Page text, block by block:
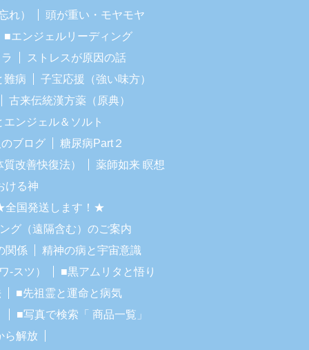
れ）
頭が重い・モヤモヤ
■エンジェルリーディング
ストレスが原因の話
難病
子宝応援（強い味方）
古来伝統漢方薬（原典）
ンジェル＆ソルト
のブログ
糖尿病Part２
改善快復法）
薬師如来 瞑想
ける神
国発送します！★
グ（遠隔含む）のご案内
関係
精神の病と宇宙意識
-スツ）
■黒アムリタと悟り
■先祖霊と運命と病気
■写真で検索「 商品一覧」
ら解放